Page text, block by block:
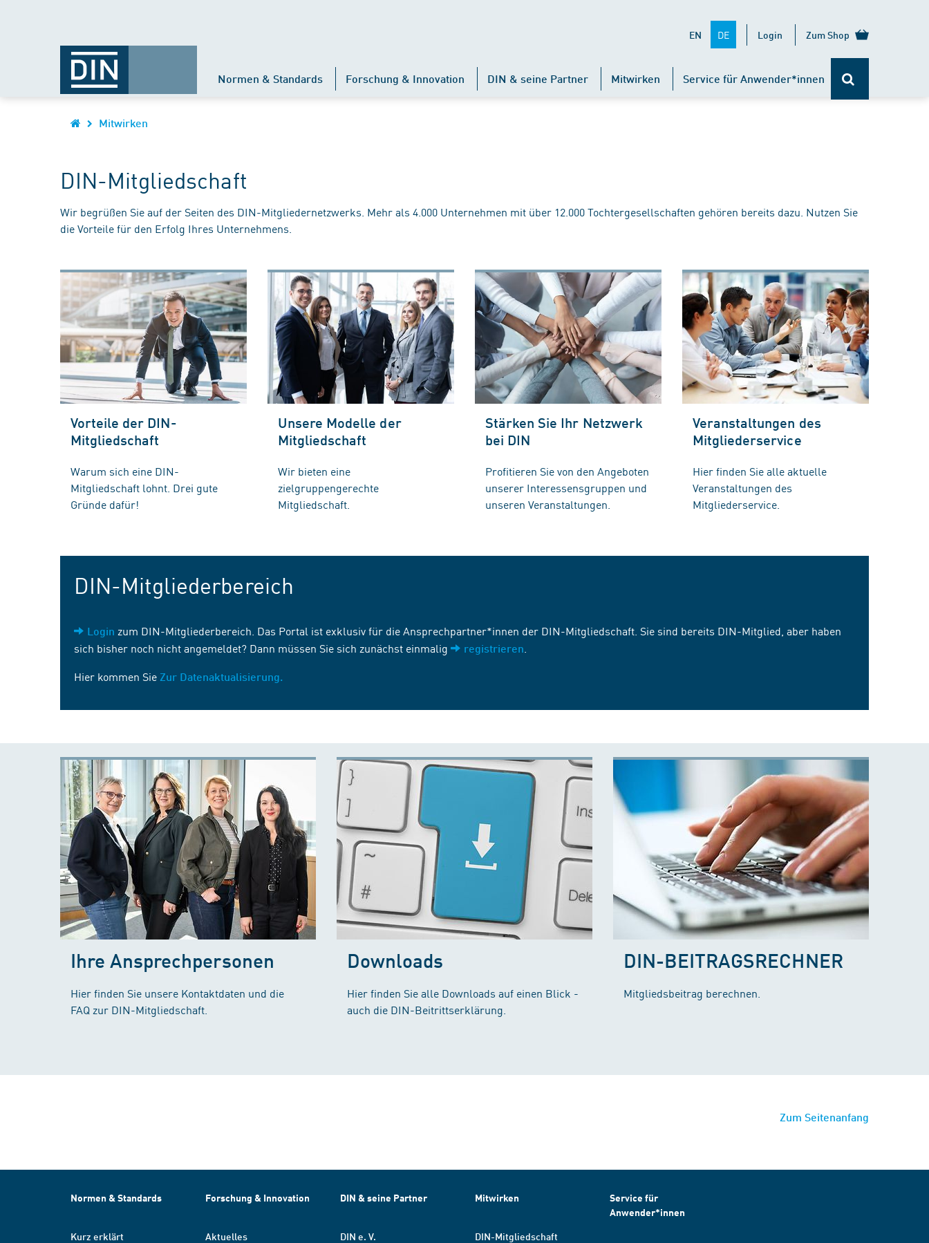
EN DE Login Zum Shop
Normen & Standards Forschung & Innovation DIN & seine Partner Mitwirken Service für Anwender*innen
Mitwirken
DIN-Mitgliedschaft
Wir begrüßen Sie auf der Seiten des DIN-Mitgliedernetzwerks. Mehr als 4.000 Unternehmen mit über 12.000 Tochtergesellschaften gehören bereits dazu. Nutzen Sie
die Vorteile für den Erfolg Ihres Unternehmens.
Vorteile der DIN-
Mitgliedschaft
Warum sich eine DIN-
Mitgliedschaft lohnt. Drei gute
Gründe dafür!
Unsere Modelle der
Mitgliedschaft
Wir bieten eine
zielgruppengerechte
Mitgliedschaft.
Stärken Sie Ihr Netzwerk
bei DIN
Profitieren Sie von den Angeboten
unserer Interessensgruppen und
unseren Veranstaltungen.
Veranstaltungen des
Mitgliederservice
Hier finden Sie alle aktuelle
Veranstaltungen des
Mitgliederservice.
DIN-Mitgliederbereich
Login zum DIN-Mitgliederbereich. Das Portal ist exklusiv für die Ansprechpartner*innen der DIN-Mitgliedschaft. Sie sind bereits DIN-Mitglied, aber haben
sich bisher noch nicht angemeldet? Dann müssen Sie sich zunächst einmalig
registrieren
Hier kommen Sie Zur Datenaktualisierung.
Ihre Ansprechpersonen
Hier finden Sie unsere Kontaktdaten und die
FAQ zur DIN-Mitgliedschaft.
Downloads
Hier finden Sie alle Downloads auf einen Blick -
auch die DIN-Beitrittserklärung.
DIN-BEITRAGSRECHNER
Mitgliedsbeitrag berechnen.
Zum Seitenanfang
Normen & Standards
Kurz erklärt
Forschung & Innovation
Aktuelles
DIN & seine Partner
DIN e. V.
Mitwirken
DIN-Mitgliedschaft
Service für
Anwender*innen